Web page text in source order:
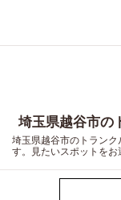
埼玉県越谷市の
埼玉県越谷市のトラン
す。見たいスポットをお